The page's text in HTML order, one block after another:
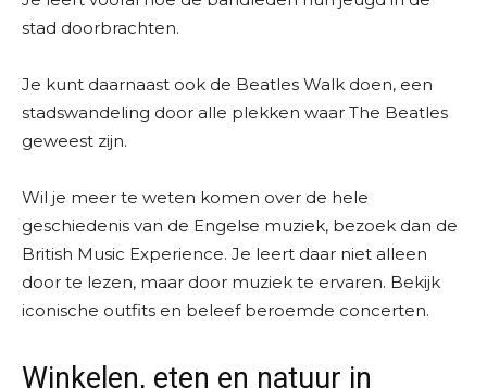
stad doorbrachten.
Je kunt daarnaast ook de Beatles Walk doen, een
stadswandeling door alle plekken waar The Beatles
geweest zijn.
Wil je meer te weten komen over de hele
geschiedenis van de Engelse muziek, bezoek dan de
British Music Experience. Je leert daar niet alleen
door te lezen, maar door muziek te ervaren. Bekijk
iconische outfits en beleef beroemde concerten.
Winkelen, eten en natuur in